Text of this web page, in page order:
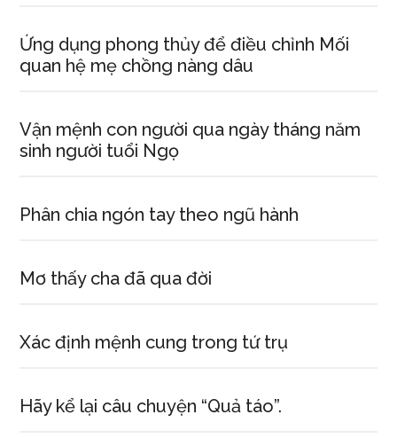
Ứng dụng phong thủy để điều chỉnh Mối
quan hệ mẹ chồng nàng dâu
Vận mệnh con người qua ngày tháng năm
sinh người tuổi Ngọ
Phân chia ngón tay theo ngũ hành
Mơ thấy cha đã qua đời
Xác định mệnh cung trong tứ trụ
Hãy kể lại câu chuyện “Quả táo”.